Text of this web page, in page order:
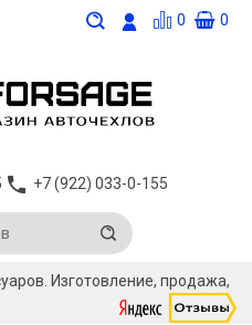
0 0
+7 (922) 033-0-155
Изготовление, продажа,